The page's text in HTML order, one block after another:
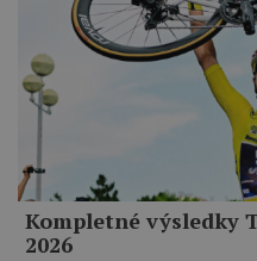
Kompletné výsledky
2026